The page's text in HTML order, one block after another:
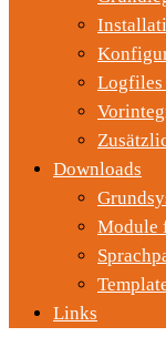
Logfiles
Downloads
Module
Links